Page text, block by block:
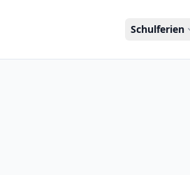
Schulferien